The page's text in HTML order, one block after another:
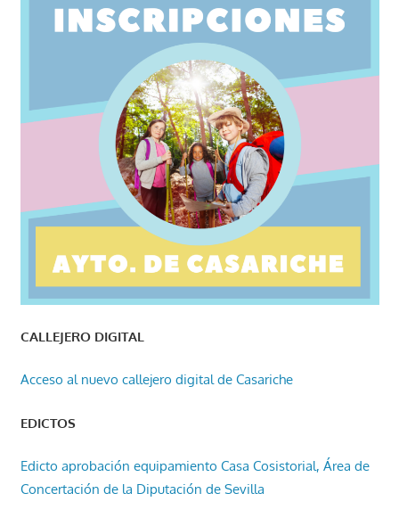
CALLEJERO DIGITAL
Acceso al nuevo callejero digital de Casariche
EDICTOS
Edicto aprobación equipamiento Casa Cosistorial, Área de
Concertación de la Diputación de Sevilla